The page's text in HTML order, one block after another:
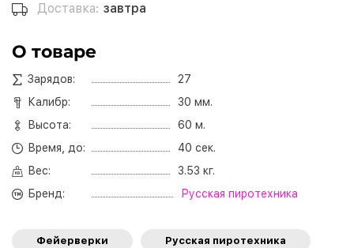
Доставка: завтра
О товаре
Зарядов:
27
Калибр:
30 мм.
Высота:
60 м.
Время, до:
40 сек.
Вес:
3.53 кг.
Бренд:
Русская пиротехника
Фейерверки Русская пиротехника